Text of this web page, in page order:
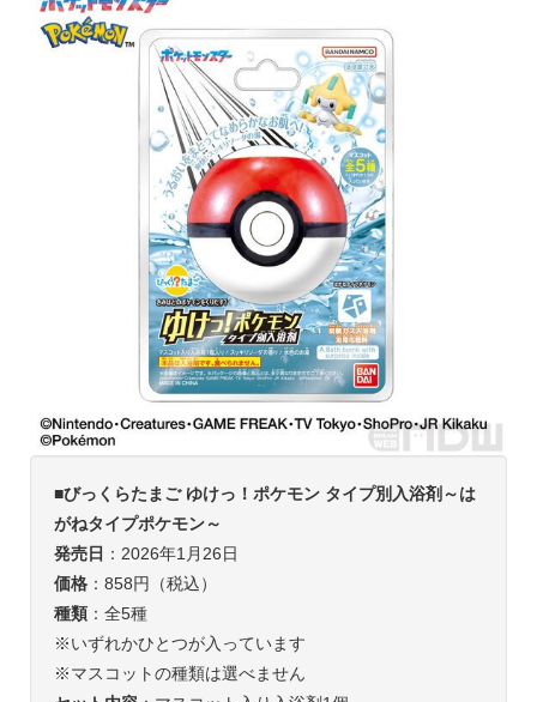
■びっくらたまご ゆけっ！ポケモン タイプ別入浴剤～は
がねタイプポケモン～
発売日 ：2026年1月26日
価格：858円（税込）
種類：全5種
※いずれかひとつが入っています
※マスコットの種類は選べません